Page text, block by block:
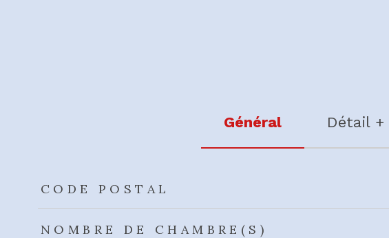
Général Détail +
TRAD_ZEPHYR_Caracteristique
CODE POSTAL
NOMBRE DE CHAMBRE(S)